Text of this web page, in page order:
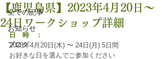
全ての記事
お知らせ
ブログ
【鹿児島県】2023年4月20日〜
24日ワークショップ詳細
日　時　：
2023年4月20日(木) 〜 24日(月) 5日間
お好きな日を選んでご参加ください